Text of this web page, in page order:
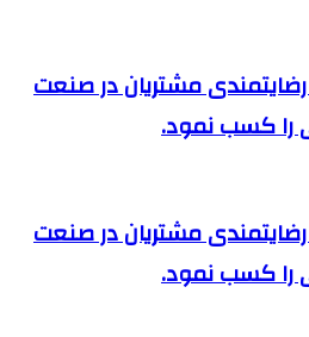
مشتریان در صنعت
را کسب نمود.
مشتریان در صنعت
را کسب نمود.